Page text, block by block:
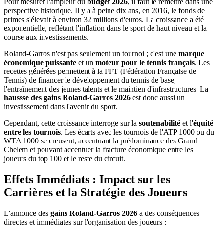
Pour mesurer l'ampleur du budget 2026, il faut le remettre dans une
perspective historique. Il y a à peine dix ans, en 2016, le fonds de
primes s'élevait à environ 32 millions d'euros. La croissance a été
exponentielle, reflétant l'inflation dans le sport de haut niveau et la
course aux investissements.
Roland-Garros n'est pas seulement un tournoi ; c'est une marque
économique puissante et un moteur pour le tennis français. Les
recettes générées permettent à la FFT (Fédération Française de
Tennis) de financer le développement du tennis de base,
l'entraînement des jeunes talents et le maintien d'infrastructures. La
haussse des gains Roland-Garros 2026 est donc aussi un
investissement dans l'avenir du sport.
Cependant, cette croissance interroge sur la soutenabilité et l'équité
entre les tournois. Les écarts avec les tournois de l'ATP 1000 ou du
WTA 1000 se creusent, accentuant la prédominance des Grand
Chelem et pouvant accentuer la fracture économique entre les
joueurs du top 100 et le reste du circuit.
Effets Immédiats : Impact sur les
Carrières et la Stratégie des Joueurs
L'annonce des gains Roland-Garros 2026 a des conséquences
directes et immédiates sur l'organisation des joueurs :